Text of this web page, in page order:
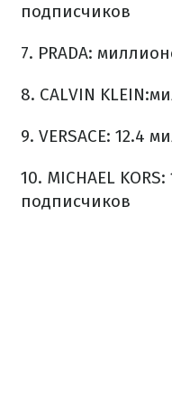
подписчиков
7. PRADA:
8. CALVIN
9. VERSACE: 12.4
10. MICHAEL
подписчиков